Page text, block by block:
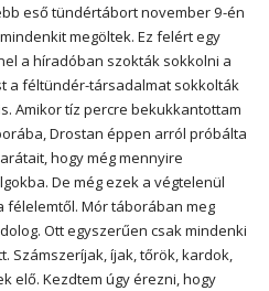
eső tündértábort november 9-én
megöltek. Ez felért egy
a híradóban szokták sokkolni a
a féltündér-társadalmat sokkolták
Amikor tíz percre bekukkantottam
Drostan éppen arról próbálta
hogy még mennyire
De még ezek a végtelenül
félelemtől. Mór táborában meg
Ott egyszerűen csak mindenki
Számszeríjak, íjak, tőrök, kardok,
elő. Kezdtem úgy érezni, hogy